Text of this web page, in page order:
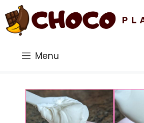
Saltar
al
contenido
Menu